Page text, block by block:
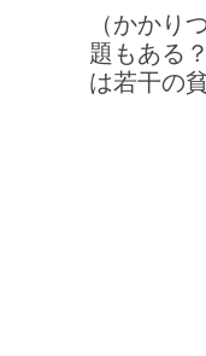
（かかり
題もある
は若干の